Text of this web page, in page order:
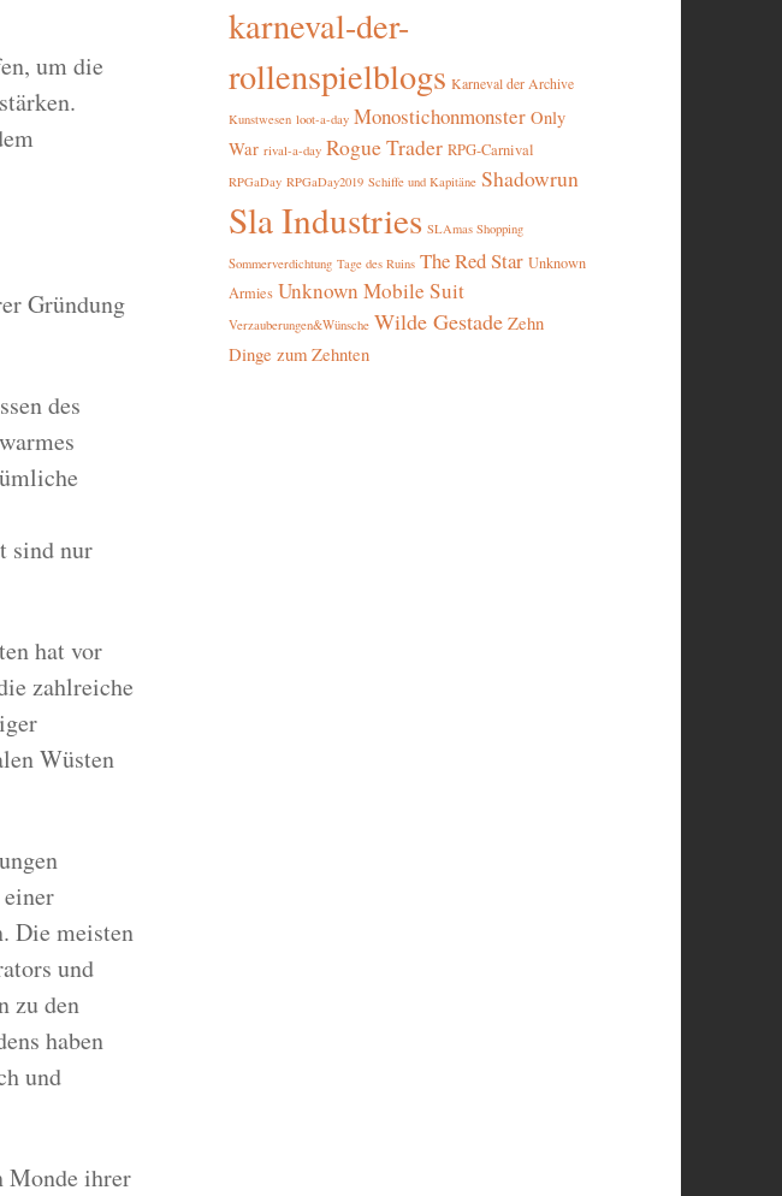
um die
Gründung
des
sind nur
hat vor
zahlreiche
Wüsten
Die meisten
und
zu den
haben
und
Monde ihrer
karneval-der-
rollenspielblogs Karneval der Archive
Kunstwesen loot-a-day Monostichonmonster Only
War rival-a-day Rogue Trader RPG-Carnival
RPGaDay RPGaDay2019 Schiffe und Kapitäne Shadowrun
Sla Industries SLAmas Shopping
Sommerverdichtung Tage des Ruins The Red Star Unknown
Armies Unknown Mobile Suit
Verzauberungen&Wünsche Wilde Gestade Zehn
Dinge zum Zehnten